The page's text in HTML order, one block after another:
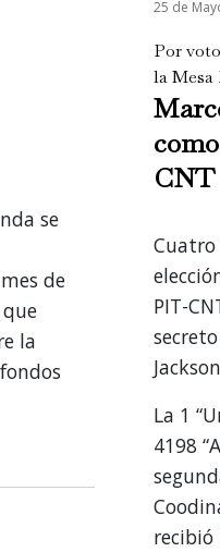
se
de
la
25 de
Por
la Mesa
CNT
PIT-
La 1
4198
recibió